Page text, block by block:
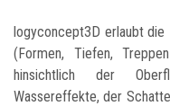
logyconcept3D erlaubt die
(Formen, Tiefen,
hinsichtlich der
Wassereffekte, der